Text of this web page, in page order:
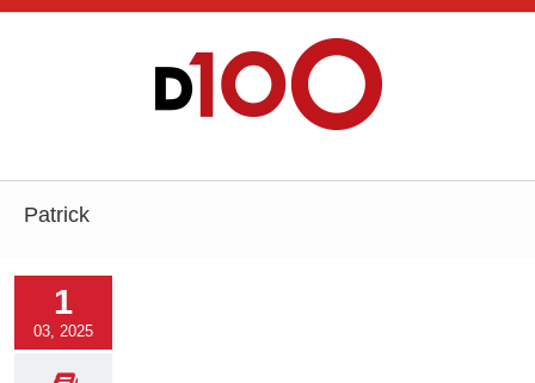
Patrick
1
03, 2025